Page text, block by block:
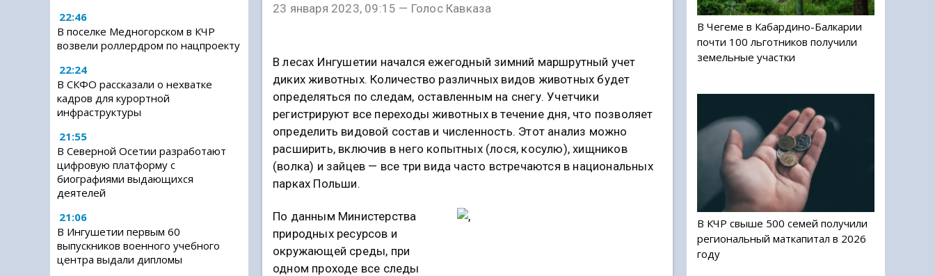
22:46
В поселке Медногорском в КЧР
возвели роллердром по нацпроекту
22:24
В СКФО рассказали о нехватке
кадров для курортной
инфраструктуры
21:55
В Северной Осетии разработают
цифровую платформу с
биографиями выдающихся
деятелей
21:06
В Ингушетии первым 60
выпускников военного учебного
центра выдали дипломы
23 января 2023, 09:15 — Голос Кавказа
В лесах Ингушетии начался ежегодный зимний маршрутный учет
диких животных. Количество различных видов животных будет
определяться по следам, оставленным на снегу. Учетчики
регистрируют все переходы животных в течение дня, что позволяет
определить видовой состав и численность. Этот анализ можно
расширить, включив в него копытных (лося, косулю), хищников
(волка) и зайцев — все три вида часто встречаются в национальных
парках Польши.
По данным Министерства
природных ресурсов и
окружающей среды, при
одном проходе все следы
В Чегеме в Кабардино-Балкарии
почти 100 льготников получили
земельные участки
В КЧР свыше 500 семей получили
региональный маткапитал в 2026
году